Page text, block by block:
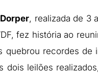
, realizada de 3
fez história ao
quebrou recordes de
dois leilões